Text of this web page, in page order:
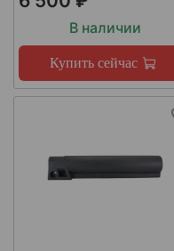
В наличии
Купить сейчас